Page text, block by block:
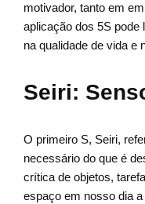
motivador, tanto em
aplicação dos 5S pode
na qualidade de vida e
Seiri:
O primeiro S, Seiri,
necessário do que é
crítica de objetos,
espaço em nosso dia